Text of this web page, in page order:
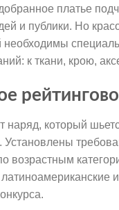
платье
и публики. Но
необходимы
к ткани, крою,
наряд, который
Установлены
возрастным